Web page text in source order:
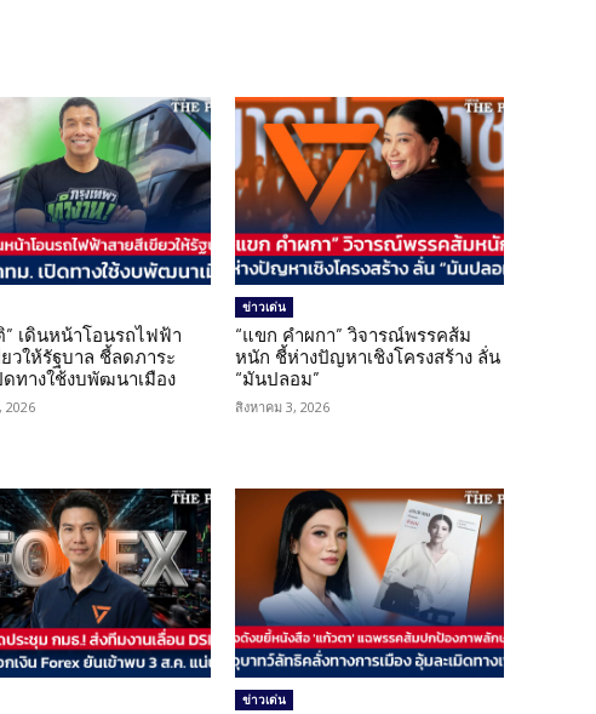
” เดินหน้าโอนรถไฟฟ้า
วให้รัฐบาล ชี้ลดภาระ
ดทางใช้งบพัฒนาเมือง
2026
ข่าวเด่น
“แขก คำผกา” วิจารณ์พรรคส้ม
หนัก ชี้ห่างปัญหาเชิงโครงสร้าง ลั่น
“มันปลอม”
สิงหาคม 3, 2026
ข่าวเด่น